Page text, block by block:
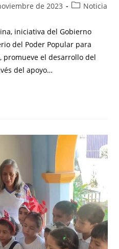
de 2023 Noticia
iniciativa del Gobierno
del Poder Popular para
promueve el desarrollo del
del apoyo…